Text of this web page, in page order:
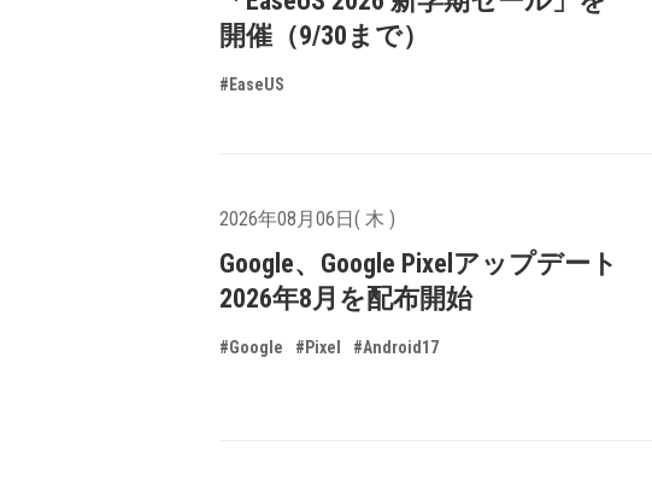
開催（9/30まで）
#EaseUS
2026年08月06日( 木 )
Google、Google Pixelアップデート
2026年8月を配布開始
#Google #Pixel #Android17